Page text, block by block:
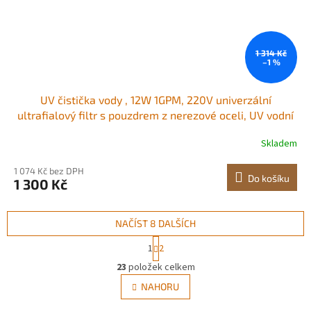
1 314 Kč
–1 %
UV čistička vody , 12W 1GPM, 220V univerzální
ultrafialový filtr s pouzdrem z nerezové oceli, UV vodní
Skladem
1 074 Kč bez DPH
1 300 Kč Do košíku
O
v
l
á
NAČÍST 8 DALŠÍCH
t
r
á
n
k
1 2
23 položek celkem
NAHORU